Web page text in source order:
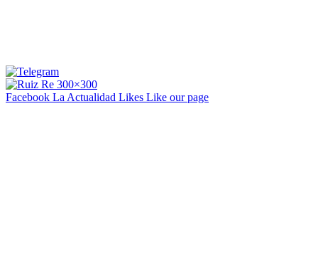
Facebook La Actualidad Likes Like our page